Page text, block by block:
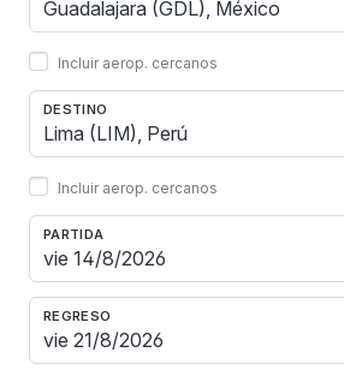
Incluir aerop. cercanos
DESTINO
Incluir aerop. cercanos
PARTIDA
REGRESO